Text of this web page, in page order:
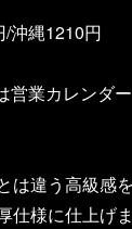
沖縄1210円
営業カレンダ
は違う高級感
仕様に仕上げ